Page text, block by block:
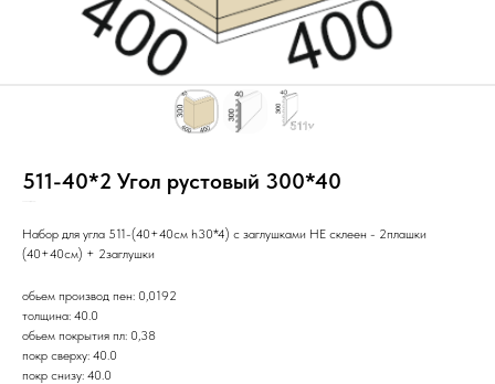
511-40*2 Угол рустовый 300*40
Набор для угла 511-(40+40см h30*4) с заглушками НЕ склеен - 2плашки
(40+40см) + 2заглушки
обьем производ пен: 0,0192
толщина: 40.0
обьем покрытия пл: 0,38
покр сверху: 40.0
покр снизу: 40.0